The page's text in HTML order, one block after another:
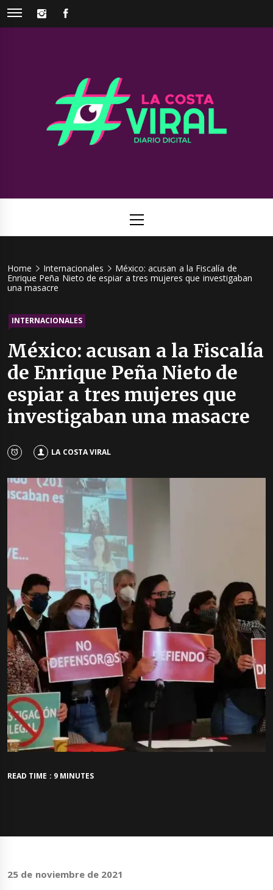
Skip
INSTAGRAM
Viral
Menu
Home Internacionales
México: acusan a la Fiscalía de
Enrique Peña Nieto de espiar a tres mujeres que investigaban
una masacre
INTERNACIONALES
México: acusan a la Fiscalía
de Enrique Peña Nieto de
espiar a tres mujeres que
investigaban una masacre
LA COSTA VIRAL
READ TIME : 9 MINUTES
25 de noviembre de 2021